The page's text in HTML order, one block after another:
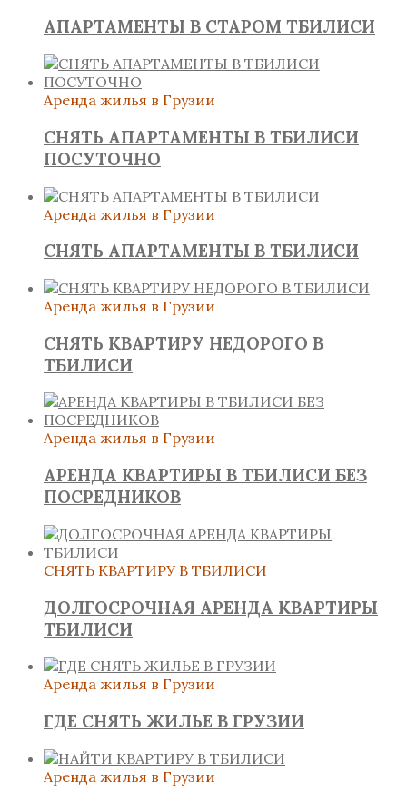
АПАРТАМЕНТЫ В СТАРОМ ТБИЛИСИ
Аренда жилья в Грузии
СНЯТЬ АПАРТАМЕНТЫ В ТБИЛИСИ
ПОСУТОЧНО
Аренда жилья в Грузии
СНЯТЬ АПАРТАМЕНТЫ В ТБИЛИСИ
Аренда жилья в Грузии
СНЯТЬ КВАРТИРУ НЕДОРОГО В
ТБИЛИСИ
Аренда жилья в Грузии
АРЕНДА КВАРТИРЫ В ТБИЛИСИ БЕЗ
ПОСРЕДНИКОВ
СНЯТЬ КВАРТИРУ В ТБИЛИСИ
ДОЛГОСРОЧНАЯ АРЕНДА КВАРТИРЫ
ТБИЛИСИ
Аренда жилья в Грузии
ГДЕ СНЯТЬ ЖИЛЬЕ В ГРУЗИИ
Аренда жилья в Грузии